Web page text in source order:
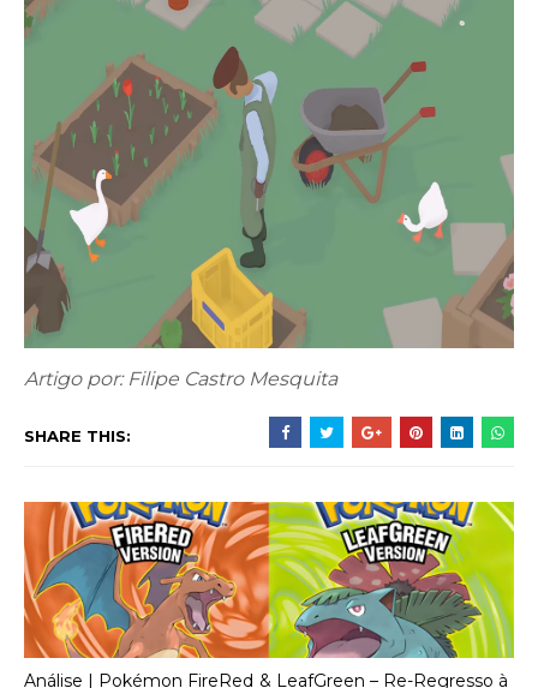
Artigo por: Filipe Castro Mesquita
SHARE THIS:
Análise | Pokémon FireRed & LeafGreen – Re-Regresso à